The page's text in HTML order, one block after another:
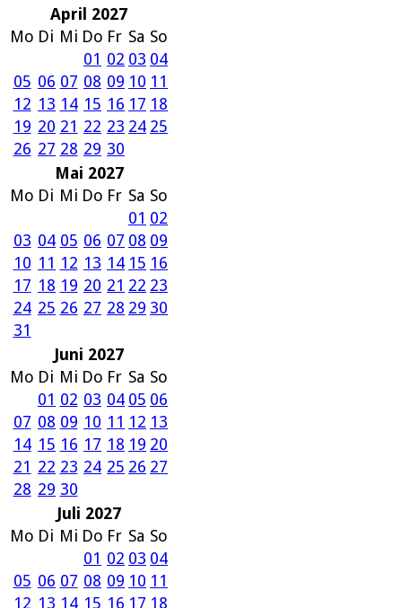
April 2027
Mo Di Mi Do Fr Sa So
01 02 03 04
05 06 07 08 09 10 11
12 13 14 15 16 17 18
19 20 21 22 23 24 25
26 27 28 29 30
Mai 2027
Mo Di Mi Do Fr Sa So
01 02
03 04 05 06 07 08 09
10 11 12 13 14 15 16
17 18 19 20 21 22 23
24 25 26 27 28 29 30
31
Juni 2027
Mo Di Mi Do Fr Sa So
01 02 03 04 05 06
07 08 09 10 11 12 13
14 15 16 17 18 19 20
21 22 23 24 25 26 27
28 29 30
Juli 2027
Mo Di Mi Do Fr Sa So
01 02 03 04
05 06 07 08 09 10 11
12 13 14 15 16 17 18